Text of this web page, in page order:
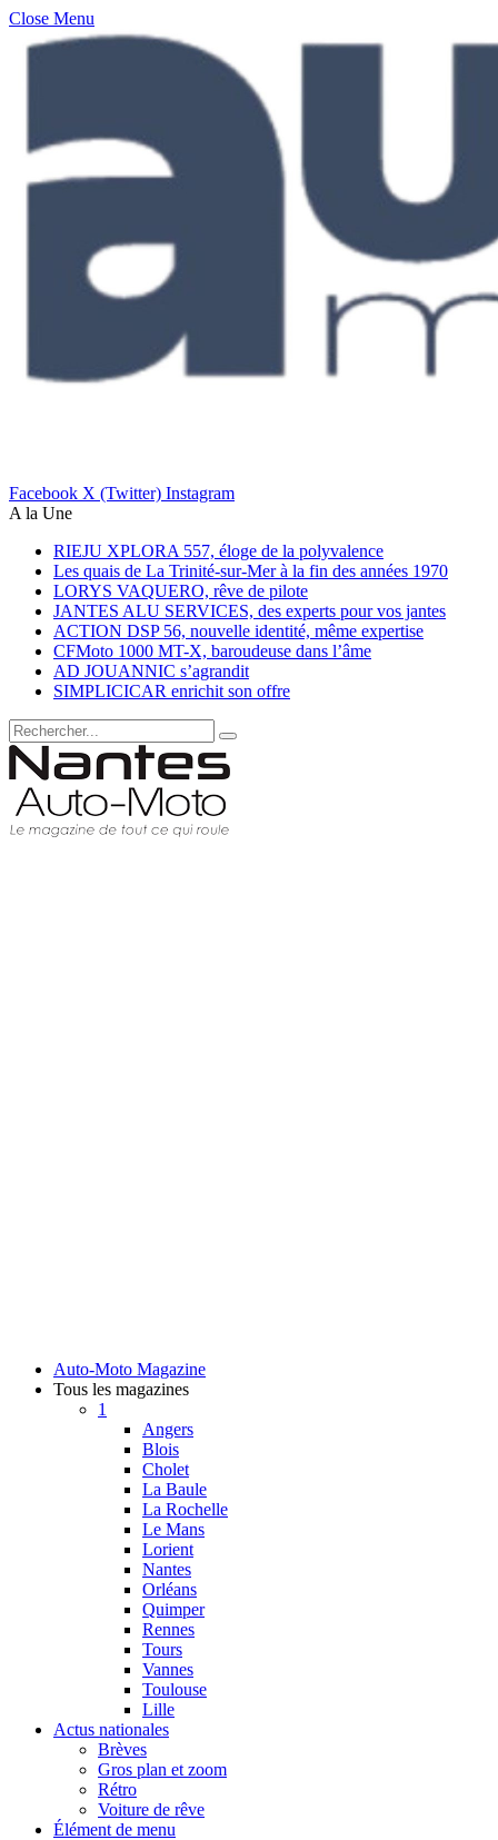
Close Menu
Facebook X (Twitter) Instagram
A la Une
RIEJU XPLORA 557, éloge de la polyvalence
Les quais de La Trinité-sur-Mer à la fin des années 1970
LORYS VAQUERO, rêve de pilote
JANTES ALU SERVICES, des experts pour vos jantes
ACTION DSP 56, nouvelle identité, même expertise
CFMoto 1000 MT-X, baroudeuse dans l’âme
AD JOUANNIC s’agrandit
SIMPLICICAR enrichit son offre
Auto-Moto Magazine
Tous les magazines
1
Angers
Blois
Cholet
La Baule
La Rochelle
Le Mans
Lorient
Nantes
Orléans
Quimper
Rennes
Tours
Vannes
Toulouse
Lille
Actus nationales
Brèves
Gros plan et zoom
Rétro
Voiture de rêve
Élément de menu